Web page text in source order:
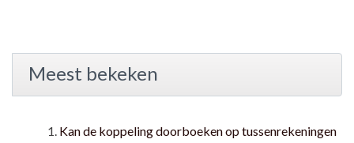
Meest bekeken
Kan de koppeling doorboeken op tussenrekeningen